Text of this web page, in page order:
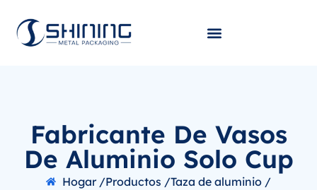
Fabricante De Vasos
De Aluminio Solo Cup
Hogar /Productos /Taza de aluminio /